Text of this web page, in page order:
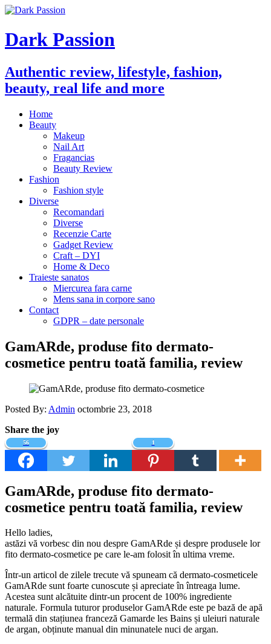
Dark Passion
Authentic review, lifestyle, fashion,
beauty, real life and more
Home
Beauty
Makeup
Nail Art
Fragancias
Beauty Review
Fashion
Fashion style
Diverse
Recomandari
Diverse
Recenzie Carte
Gadget Review
Craft – DYI
Home & Deco
Traieste sanatos
Miercurea fara carne
Mens sana in corpore sano
Contact
GDPR – date personale
GamARde, produse fito dermato-
cosmetice pentru toată familia, review
Posted By: Admin octombrie 23, 2018
Share the joy
56 1
GamARde, produse fito dermato-
cosmetice pentru toată familia, review
Hello ladies,
astăzi vă vorbesc din nou despre GamARde și despre produsele lor
fito dermato-cosmetice pe care le-am folosit în ultima vreme.
Într-un articol de zilele trecute vă spuneam că dermato-cosmeticele
GamARde sunt foarte cunoscute și apreciate în întreaga lume.
Acestea sunt alcătuite dintr-un procent de 100% ingrediente
naturale. Formula tuturor produselor GamARde este pe bază de apă
termală din stațiunea franceză Gamarde les Bains și uleiuri naturale
de argan, obținute manual din minunatele nuci de argan.